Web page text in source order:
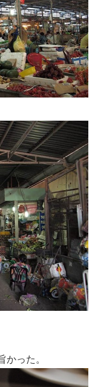
かった。